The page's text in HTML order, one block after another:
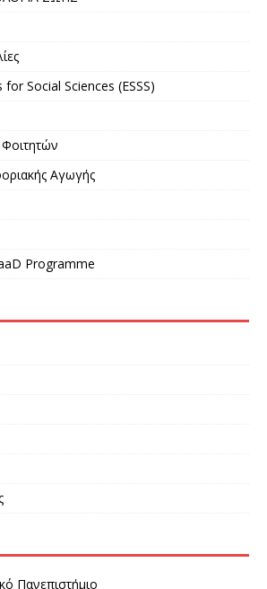
Social Sciences (ESSS)
Αγωγής
Programme
Πανεπιστήμιο